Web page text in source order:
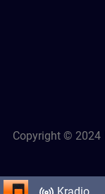
Copyright © 2024